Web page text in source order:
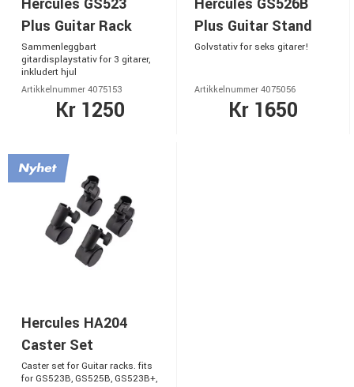
Plus Guitar Rack
Sammenleggbart
gitardisplaystativ for 3 gitarer,
inkludert hjul
Artikkelnummer 4075153
Kr 1250
Plus Guitar Stand
Golvstativ for seks gitarer!
Artikkelnummer 4075056
Kr 1650
Hercules HA204
Caster Set
Caster set for Guitar racks. fits
for GS523B, GS525B, GS523B+,